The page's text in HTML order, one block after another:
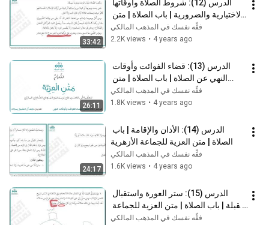
33:42
العزية للجماعة الأزهرية
فقِّه نفسك في المذهب المالكي
2.2K views • 4 years ago
26:11
العزية للجماعة الأزهرية
فقِّه نفسك في المذهب المالكي
1.8K views • 4 years ago
24:17
الصلاة | متن العزية للجماعة الأزهرية
فقِّه نفسك في المذهب المالكي
1.6K views • 4 years ago
الأزهرية
فقِّه نفسك في المذهب المالكي